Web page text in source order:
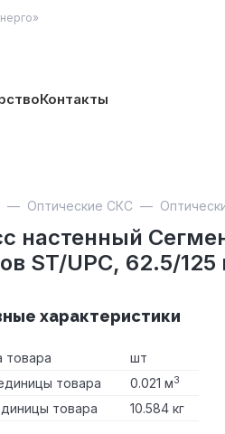
»
Контакты
— Оптические СКС —
настенный
ST/UPC, 62.5/
характеристики
товара
шт
товара
0.021 м3
товара 10.584 кг